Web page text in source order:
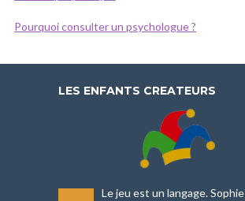
Pourquoi consulter un psychologue ?
LES ENFANTS CREATEURS
Le jeu est un langage. Sophie